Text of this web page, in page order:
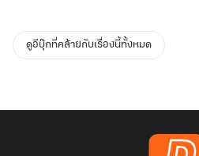
ดูอีบุ๊กที่คล้ายกับเรื่องนี้ทั้งหมด